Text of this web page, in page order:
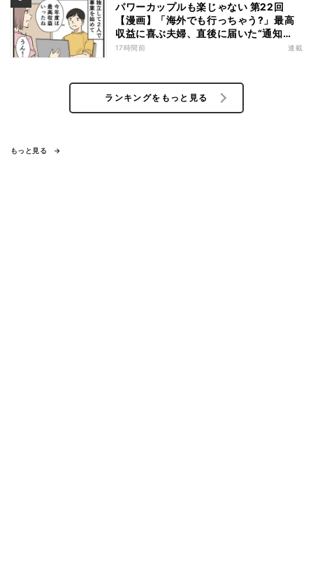
パワーカップルも楽じゃない 第22回
【漫画】「海外でも行っちゃう?」最高
収益に喜ぶ夫婦、直後に届いた“通知
書”で現実に戻された
17時間前 連載
ランキングをもっと見る
もっと見る